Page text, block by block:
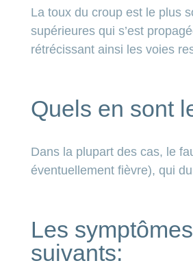
La toux du croup est le plus
supérieures qui s’est
rétrécissant ainsi les voies
Quels en sont
Dans la plupart des cas, le
éventuellement fièvre), qui
Les
suivants: